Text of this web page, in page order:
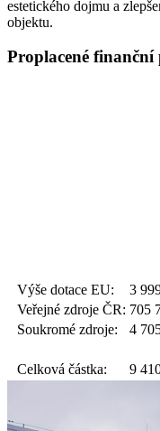
estetického dojmu a
objektu.
Proplacené
Výše dotace EU: 3
Veřejné zdroje ČR: 705
Soukromé zdroje:
4
Celková částka: 9